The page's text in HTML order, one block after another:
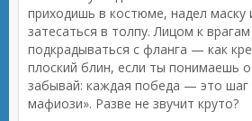
приходишь в костюме, надел маску
затесаться в толпу. Лицом к
подкрадываться с фланга — как
плоский блин, если ты понимаешь
забывай: каждая победа — это шаг
мафиози». Разве не звучит круто?